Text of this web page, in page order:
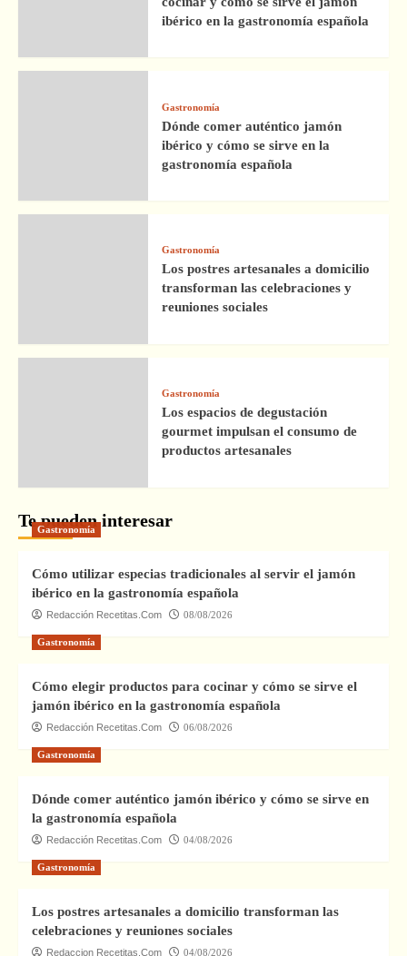
ibérico en la gastronomía española
Gastronomía
Dónde comer auténtico jamón
ibérico y cómo se sirve en la
gastronomía española
Gastronomía
Los postres artesanales a domicilio
transforman las celebraciones y
reuniones sociales
Gastronomía
Los espacios de degustación
gourmet impulsan el consumo de
productos artesanales
Te pueden interesar
Gastronomía
Cómo utilizar especias tradicionales al servir el jamón
ibérico en la gastronomía española
Redacción Recetitas.Com 08/08/2026
Gastronomía
Cómo elegir productos para cocinar y cómo se sirve el
jamón ibérico en la gastronomía española
Redacción Recetitas.Com 06/08/2026
Gastronomía
Dónde comer auténtico jamón ibérico y cómo se sirve en
la gastronomía española
Redacción Recetitas.Com 04/08/2026
Gastronomía
Los postres artesanales a domicilio transforman las
celebraciones y reuniones sociales
Redaccion Recetitas.Com 04/08/2026